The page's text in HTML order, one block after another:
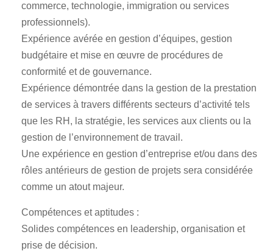
commerce, technologie, immigration ou services
professionnels).
Expérience avérée en gestion d’équipes, gestion
budgétaire et mise en œuvre de procédures de
conformité et de gouvernance.
Expérience démontrée dans la gestion de la prestation
de services à travers différents secteurs d’activité tels
que les RH, la stratégie, les services aux clients ou la
gestion de l’environnement de travail.
Une expérience en gestion d’entreprise et/ou dans des
rôles antérieurs de gestion de projets sera considérée
comme un atout majeur.
Compétences et aptitudes :
Solides compétences en leadership, organisation et
prise de décision.